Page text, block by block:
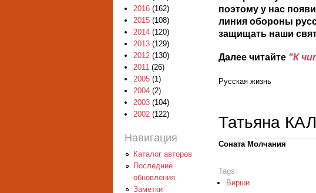
поэтому у нас
линия обороны
защищать наши
Далее читайте "К
Русская жизнь
Татьяна
Cоната Молчания
Tags:
Вирши
2016 (162)
2015 (108)
2014 (120)
2013 (129)
2012 (130)
2011 (26)
2005 (1)
2004 (2)
2003 (104)
2002 (122)
Навигация
Каталог авторов
Последние
обновления
Заметки